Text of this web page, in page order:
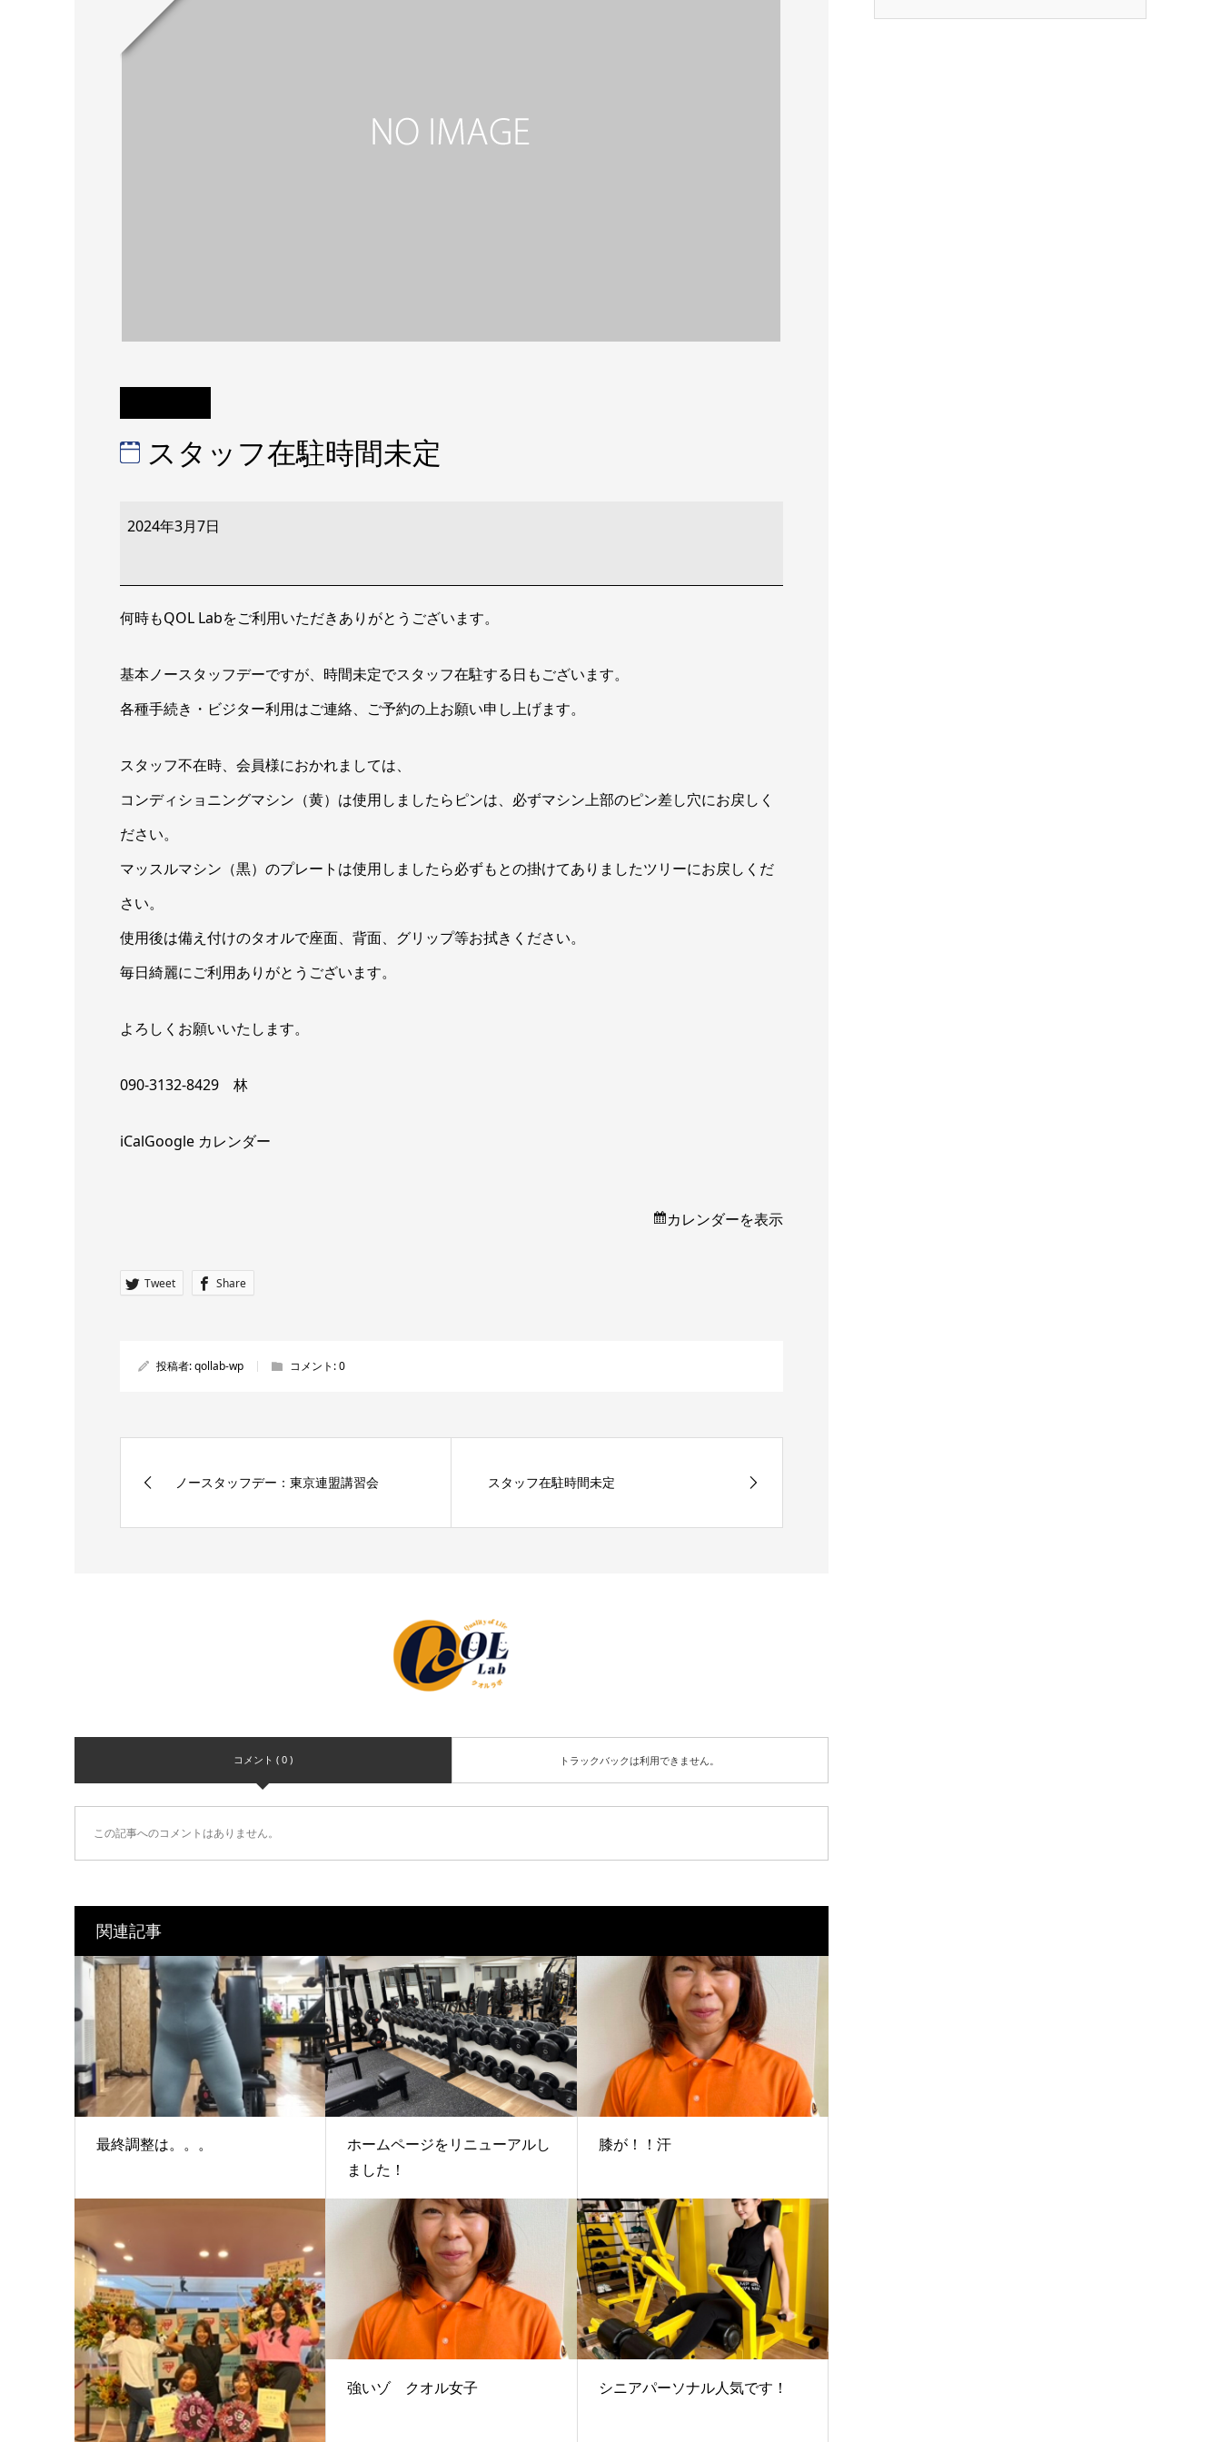
スタッフ在駐時間未定
タ
ッ
駐
間
未
2024年3月7日
何時もQOL Labをご利用いただきありがとうございます。
基本ノースタッフデーですが、時間未定でスタッフ在駐する日もございます。
各種手続き・ビジター利用はご連絡、ご予約の上お願い申し上げます。
スタッフ不在時、会員様におかれましては、
コンディショニングマシン（黄）は使用しましたらピンは、必ずマシン上部のピン差し穴にお戻しく
ださい。
マッスルマシン（黒）のプレートは使用しましたら必ずもとの掛けてありましたツリーにお戻しくだ
さい。
使用後は備え付けのタオルで座面、背面、グリップ等お拭きください。
毎日綺麗にご利用ありがとうございます。
よろしくお願いいたします。
090-3132-8429 林
iCalGoogle カレンダー
カレンダーを表示
Tweet Share
投稿者:qollab-wp コメント:0
ノースタッフデー：東京連盟講習会 スタッフ在駐時間未定
コメント ( 0 ) トラックバックは利用できません。
この記事へのコメントはありません。
関連記事
最終調整は。。。
ホームページをリニューアルし
ました！
膝が！！汗
強いゾ クオル女子 シニアパーソナル人気です！